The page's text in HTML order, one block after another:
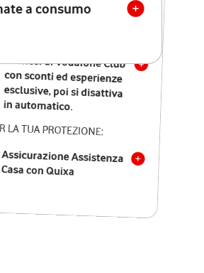
a consumo
nazionali
12 mesi di Vodafone Club
con sconti ed esperienze
esclusive, poi si disattiva
in automatico.
LA TUA PROTEZIONE:
Assicurazione Assistenza
Casa con Quixa